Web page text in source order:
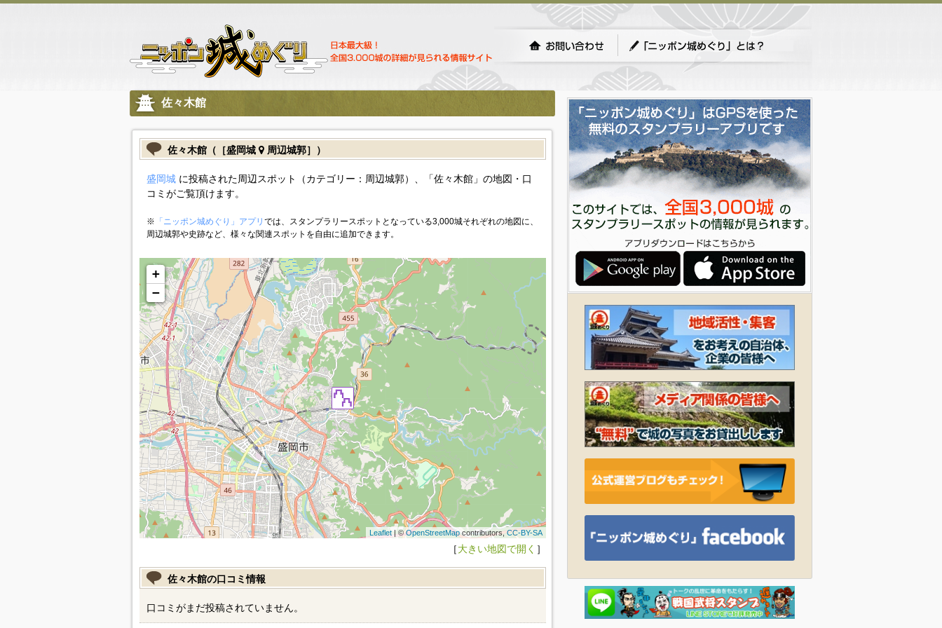
佐々木館
佐々木館（［盛岡城 周辺城郭］）
盛岡城に投稿された周辺スポット（カテゴリー：周辺城郭）、「佐々木館」の地図・口
コミがご覧頂けます。
※ 「ニッポン城めぐり」アプリ では、スタンプラリースポットとなっている3,000城それぞれの地図に、
周辺城郭や史跡など、様々な関連スポットを自由に追加できます。
+
−
Leaflet| © OpenStreetMapcontributors, CC-BY-SA
［大きい地図で開く ］
佐々木館の口コミ情報
口コミがまだ投稿されていません。